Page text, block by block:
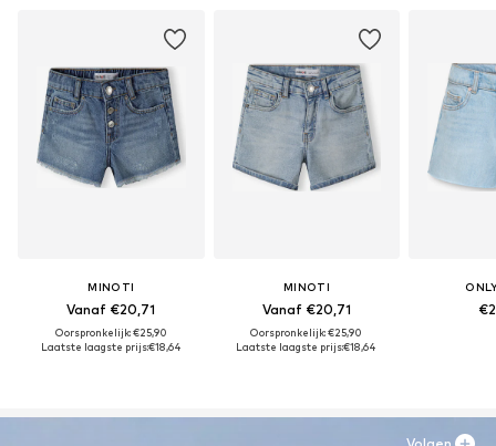
MINOTI
Vanaf €20,71
Oorspronkelijk: €25,90
Laatste laagste prijs:€18,64
MINOTI
Vanaf €20,71
Oorspronkelijk: €25,90
Laatste laagste prijs:€18,64